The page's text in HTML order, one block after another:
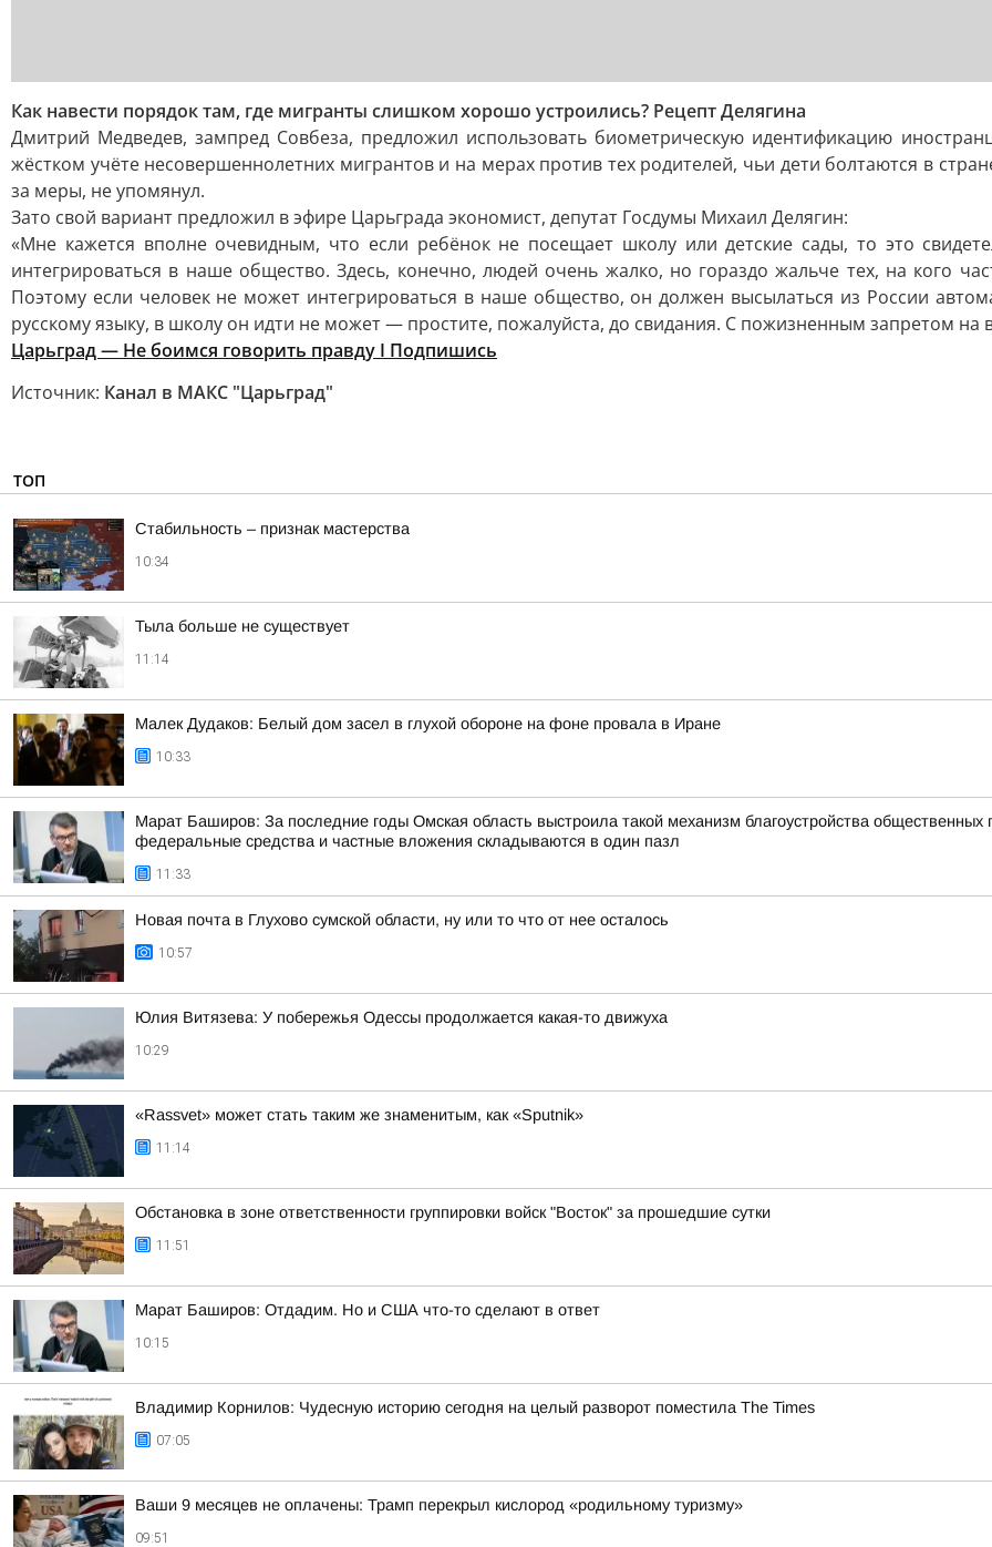
Как навести порядок там, где мигранты слишком хорошо устроились? Рецепт Делягина
Дмитрий Медведев, зампред Совбеза, предложил использовать биометрическую идентификацию
жёстком учёте несовершеннолетних мигрантов и на мерах против тех родителей, чьи дети болтаются в
за меры, не упомянул.
Зато свой вариант предложил в эфире Царьграда экономист, депутат Госдумы Михаил Делягин:
«Мне кажется вполне очевидным, что если ребёнок не посещает школу или детские сады, то это
интегрироваться в наше общество. Здесь, конечно, людей очень жалко, но гораздо жальче тех, на кого
Поэтому если человек не может интегрироваться в наше общество, он должен высылаться из России
русскому языку, в школу он идти не может — простите, пожалуйста, до свидания. С пожизненным запретом на
Царьград — Не боимся говорить правду I Подпишись
Источник: Канал в МАКС "Царьград"
ТОП
Стабильность – признак мастерства
10:34
Тыла больше не существует
11:14
Малек Дудаков: Белый дом засел в глухой обороне на фоне провала в Иране
10:33
Марат Баширов: За последние годы Омская область выстроила такой механизм благоустройства общественных
федеральные средства и частные вложения складываются в один пазл
11:33
Новая почта в Глухово сумской области, ну или то что от нее осталось
10:57
Юлия Витязева: У побережья Одессы продолжается какая-то движуха
10:29
«Rassvet» может стать таким же знаменитым, как «Sputnik»
11:14
Обстановка в зоне ответственности группировки войск "Восток" за прошедшие сутки
11:51
Марат Баширов: Отдадим. Но и США что-то сделают в ответ
10:15
Владимир Корнилов: Чудесную историю сегодня на целый разворот поместила The Times
07:05
Ваши 9 месяцев не оплачены: Трамп перекрыл кислород «родильному туризму»
09:51